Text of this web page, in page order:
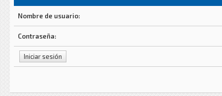
Nombre de usuario:
Contraseña: